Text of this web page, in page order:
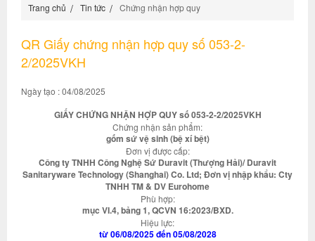
Trang chủ Tin tức Chứng nhận hợp quy
QR Giấy chứng nhận hợp quy số 053-2-
2/2025VKH
Ngày tạo : 04/08/2025
GIẤY CHỨNG NHẬN HỢP QUY số 053-2-2/2025VKH
Chứng nhận sản phẩm:
gốm sứ vệ sinh (bệ xí bệt)
Đơn vị được cấp:
Công ty TNHH Công Nghệ Sứ Duravit (Thượng Hải)/ Duravit
Sanitaryware Technology (Shanghai) Co. Ltd; Đơn vị nhập khẩu: Cty
TNHH TM & DV Eurohome
Phù hợp:
mục VI.4, bảng 1, QCVN 16:2023/BXD.
Hiệu lực:
từ 06/08/2025 đến 05/08/2028